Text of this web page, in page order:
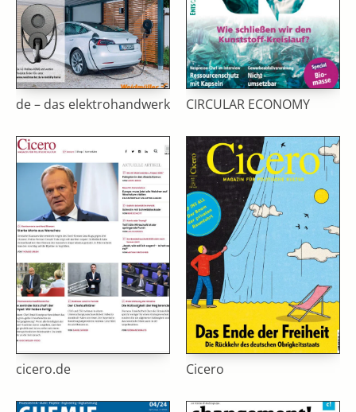
de – das elektrohandwerk CIRCULAR ECONOMY
cicero.de Cicero